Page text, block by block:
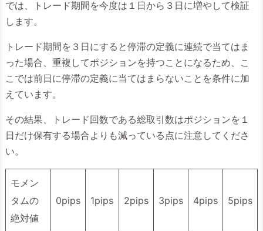
では、トレード期間を今度は１日から３日に増やして検証
します。
トレード期間を３日にすると停滞の定義に連続で当てはま
った場合、重複してポジションを持つことになるため、こ
こでは前日に停滞の定義に当てはまらないことを条件に加
えています。
その結果、トレード回数である総取引数はポジションを１
日だけ保有する場合よりも減っている点に注意してくださ
い。
モメン
タムの
絶対値
0pips 1pips 2pips 3pips 4pips 5pips